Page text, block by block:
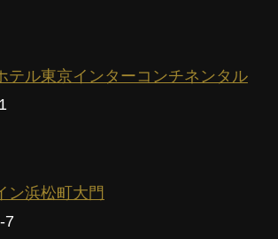
テル東京インターコンチネンタル
ン浜松町大門
7